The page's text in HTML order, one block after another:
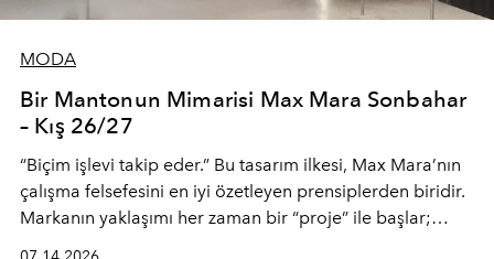
MODA
Bir Mantonun Mimarisi Max Mara Sonbahar
– Kış 26/27
“Biçim işlevi takip eder.” Bu tasarım ilkesi, Max Mara’nın
çalışma felsefesini en iyi özetleyen prensiplerden biridir.
Markanın yaklaşımı her zaman bir “proje” ile başlar;